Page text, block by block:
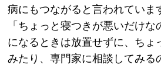
病にもつながると言われていま
「ちょっと寝つきが悪いだけ
になるときは放置せずに、ちょ
みたり、専門家に相談してみる